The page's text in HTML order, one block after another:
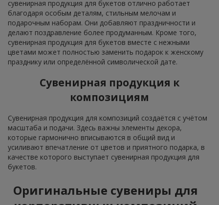
сувенирная продукция для букетов отлично работает
благодаря особым деталям, стильным мелочам и
подарочным наборам. Они добавляют праздничности и
делают поздравление более продуманным. Кроме того,
сувенирная продукция для букетов вместе с нежными
цветами может полностью заменить подарок к женскому
празднику или определённой символической дате.
Сувенирная продукция к
композициям
Сувенирная продукция для композиций создаётся с учётом
масштаба и подачи. Здесь важны элементы декора,
которые гармонично вписываются в общий вид и
усиливают впечатление от цветов и приятного подарка, в
качестве которого выступает сувенирная продукция для
букетов.
Оригинальные сувениры для